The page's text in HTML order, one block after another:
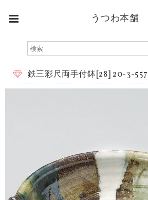
うつわ本舗
鉄三彩尺両手付鉢[28] 20-3-